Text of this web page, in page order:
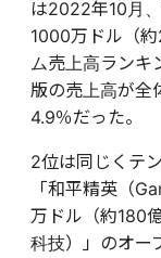
は2022年10月
1000万ドル（
ム売上高ランキ
版の売上高が全
4.9％だった。
2位は同じくテ
「和平精英（
万ドル（約180
科技）」のオー